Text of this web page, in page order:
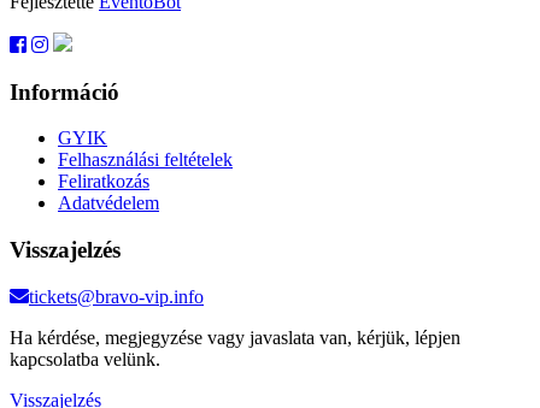
Információ
GYIK
Felhasználási feltételek
Feliratkozás
Adatvédelem
Visszajelzés
tickets@bravo-vip.info
Ha kérdése, megjegyzése vagy javaslata van, kérjük, lépjen
kapcsolatba velünk.
Visszajelzés